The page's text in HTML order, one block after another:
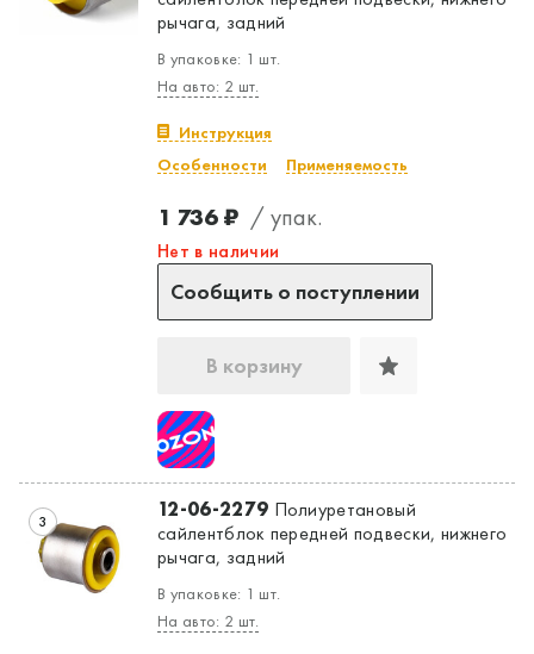
Да, верно
рычага, задний
В упаковке: 1 шт.
На авто: 2 шт.
Инструкция
Особенности
Применяемость
1 736 ₽ / упак.
Нет в наличии
Сообщить о поступлении
В корзину
3 12-06-2279 Полиуретановый
сайлентблок передней подвески, нижнего
рычага, задний
В упаковке: 1 шт.
На авто: 2 шт.